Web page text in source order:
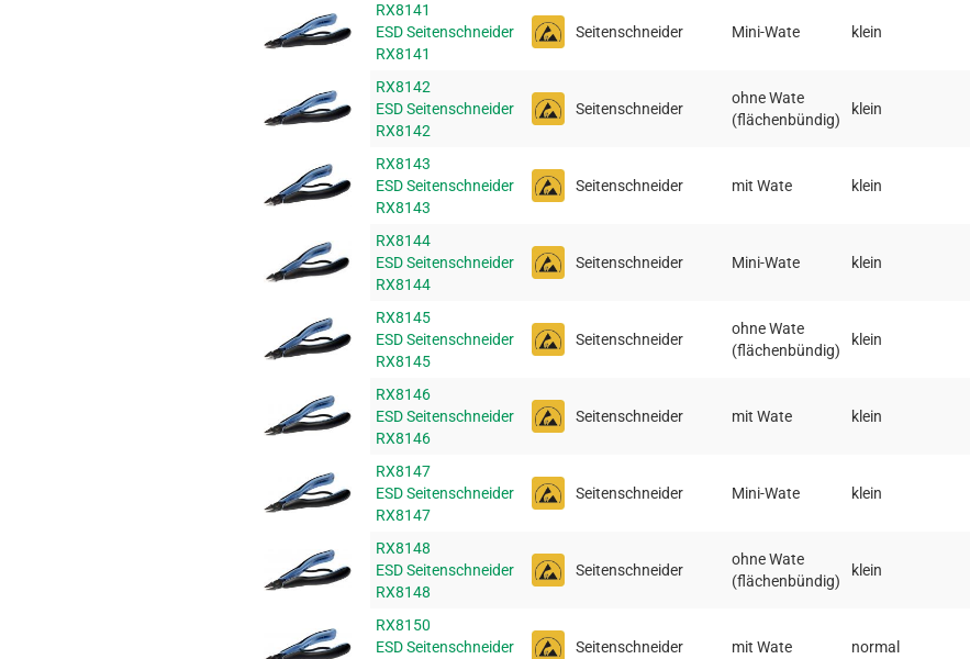
RX8141
ESD Seitenschneider
RX8141
Seitenschneider Mini-Wate klein
RX8142
ESD Seitenschneider
RX8142
Seitenschneider
ohne Wate
(flächenbündig)
klein
RX8143
ESD Seitenschneider
RX8143
Seitenschneider mit Wate klein
RX8144
ESD Seitenschneider
RX8144
Seitenschneider Mini-Wate klein
RX8145
ESD Seitenschneider
RX8145
Seitenschneider
ohne Wate
(flächenbündig)
klein
RX8146
ESD Seitenschneider
RX8146
Seitenschneider mit Wate klein
RX8147
ESD Seitenschneider
RX8147
Seitenschneider Mini-Wate klein
RX8148
ESD Seitenschneider
RX8148
Seitenschneider
ohne Wate
(flächenbündig)
klein
RX8150
ESD Seitenschneider
Seitenschneider mit Wate normal